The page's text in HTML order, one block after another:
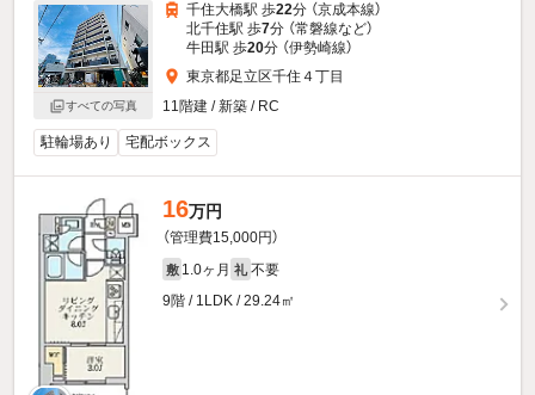
すべての写真
千住大橋駅 歩22分 （京成本線）
北千住駅 歩7分 （常磐線など）
牛田駅 歩20分 （伊勢崎線）
東京都足立区千住４丁目
11階建 / 新築 / RC
駐輪場あり 宅配ボックス
16万円
（管理費15,000円）
敷 1.0ヶ月 礼 不要
9階 / 1LDK / 29.24㎡